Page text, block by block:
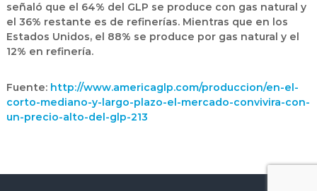
señaló que el 64% del GLP se produce con gas natural y
el 36% restante es de refinerías. Mientras que en los
Estados Unidos, el 88% se produce por gas natural y el
12% en refinería.
Fuente: http://www.americaglp.com/produccion/en-el-
corto-mediano-y-largo-plazo-el-mercado-convivira-con-
un-precio-alto-del-glp-213